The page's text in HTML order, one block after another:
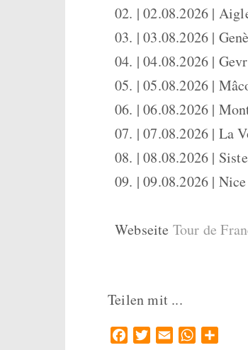
02. | 02.08.2026 |
03. | 03.08.2026 |
04. | 04.08.2026 |
05. | 05.08.2026 |
06. | 06.08.2026 |
07. | 07.08.2026 | La
08. | 08.08.2026 |
09. | 09.08.2026 |
Webseite Tour de
Teilen mit ...
FacebookTwitterEmail WhatsApp